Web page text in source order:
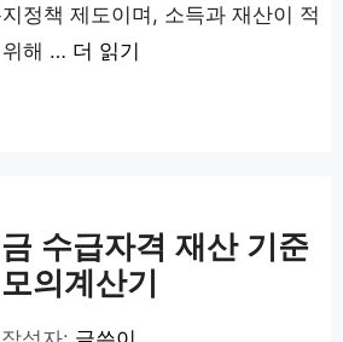
정책 제도이며, 소득과 재산이 적
위해 … 더 읽기
수급자격 재산 기준
의계산기